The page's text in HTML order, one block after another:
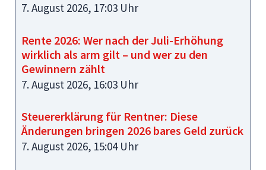
7. August 2026, 17:03 Uhr
Rente 2026: Wer nach der Juli-Erhöhung
wirklich als arm gilt – und wer zu den
Gewinnern zählt
7. August 2026, 16:03 Uhr
Steuererklärung für Rentner: Diese
Änderungen bringen 2026 bares Geld zurück
7. August 2026, 15:04 Uhr